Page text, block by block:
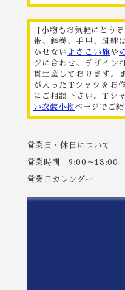
【小物もお気軽にどうぞ
帯、鉢巻、手甲、脚絆
かせない よさこい旗や
ジに合わせ、デザイン
貫生産しております。
が入ったTシャツをお
にご相談下さい。Tシ
い衣装小物ページでご紹
営業日・休日について
営業時間 9:00～18:00
営業日カレンダー